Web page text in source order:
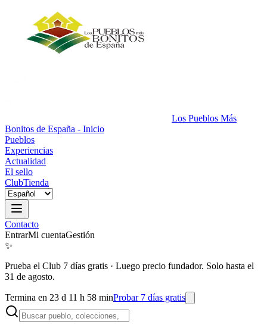
Los Pueblos Más
Bonitos de España - Inicio
Pueblos
Experiencias
Actualidad
El sello
ClubTienda
Contacto
EntrarMi cuentaGestión
✨
Prueba el Club 7 días gratis · Luego precio fundador. Solo hasta el
31 de agosto.
Termina en 23 d 11 h 58 minProbar 7 días gratis